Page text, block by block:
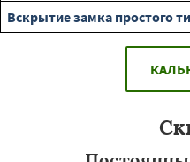
Вскрытие замка простого